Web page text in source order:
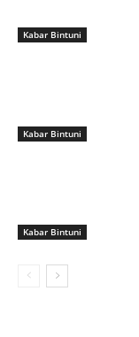
Kabar Bintuni
Kabar Bintuni
Kabar Bintuni